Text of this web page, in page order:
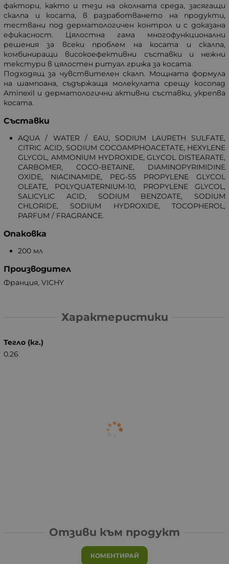
фактори, както и тези на околната среда, засягащи
скалпа и косата, в разработването на продукти,
тествани под дерматологичен контрол и с доказана
ефикасност. Цялостна гама многофункционални
решения за всеки проблем на косата и скалпа,
комбиниращи високоефективни съставки и нежни
текстури в цялостен ритуал грижа за косата.
Подходящ за чувствителен скалп. Мощната формула
на шампоана, съдържаща молекулата срещу косопад
Aminexil и дерматологични активни съставки, укрепва
косата.
Съставки
AQUA / WATER / EAU, SODIUM LAURETH SULFATE,
CITRIC ACID, SODIUM COCOAMPHOACETATE, HEXYLENE
GLYCOL, AMMONIUM HYDROXIDE, GLYCOL DISTEARATE,
CARBOMER, COCO-BETAINE, DIAMINOPYRIMIDINE
OXIDE, NIACINAMIDE, PEG-55 PROPYLENE GLYCOL
OLEATE, POLYQUATERNIUM-10, PROPYLENE GLYCOL,
SALICYLIC ACID, SODIUM BENZOATE, SODIUM
CHLORIDE, SODIUM HYDROXIDE, TOCOPHEROL,
PARFUM / FRAGRANCE.
Опаковка
200 мл
Производител
Франция, VICHY
Характеристики
Тегло (кг.)
0.26
Отзиви към продукт
КОМЕНТИРАЙ